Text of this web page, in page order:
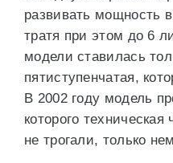
развивать мощность
тратя при этом до 6
модели ставилась
пятиступенчатая,
В 2002 году модель
которого
не трогали, только